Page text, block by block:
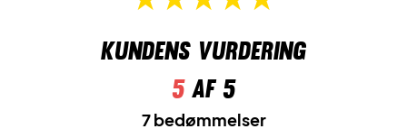
Kundens vurdering
5af 5
7 bedømmelser